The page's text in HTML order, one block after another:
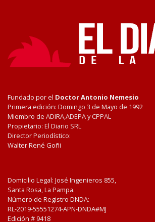
Fundado por el Doctor Antonio Nemesio
Primera edición: Domingo 3 de Mayo de 1992
Miembro de ADIRA,ADEPA y CPPAL
Propietario: El Diario SRL
Director Periodístico:
Walter René Goñi
Domicilio Legal: José Ingenieros 855,
Santa Rosa, La Pampa.
Número de Registro DNDA:
RL-2019-55551274-APN-DNDA#MJ
Edición # 9418